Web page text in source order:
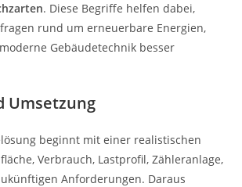
. Diese Begriffe helfen dabei,
rund um erneuerbare Energien,
Gebäudetechnik besser
Umsetzung
beginnt mit einer realistischen
Verbrauch, Lastprofil, Zähleranlage,
Anforderungen. Daraus